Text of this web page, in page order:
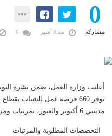
0
مشاركة منذ 3 أشهر
توفر 660 فرصة عمل للشباب
مدينتي 6 أكتوبر والعبور، بمرتبات ومزايا تأمينية مجزية.
التخصصات المطلوبة والمرتبات